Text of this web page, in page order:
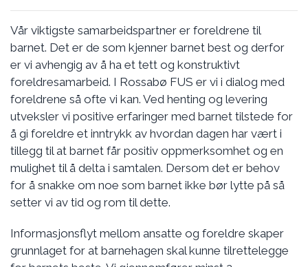
Vår viktigste samarbeidspartner er foreldrene til
barnet. Det er de som kjenner barnet best og derfor
er vi avhengig av å ha et tett og konstruktivt
foreldresamarbeid. I Rossabø FUS er vi i dialog med
foreldrene så ofte vi kan. Ved henting og levering
utveksler vi positive erfaringer med barnet tilstede for
å gi foreldre et inntrykk av hvordan dagen har vært i
tillegg til at barnet får positiv oppmerksomhet og en
mulighet til å delta i samtalen. Dersom det er behov
for å snakke om noe som barnet ikke bør lytte på så
setter vi av tid og rom til dette.
Informasjonsflyt mellom ansatte og foreldre skaper
grunnlaget for at barnehagen skal kunne tilrettelegge